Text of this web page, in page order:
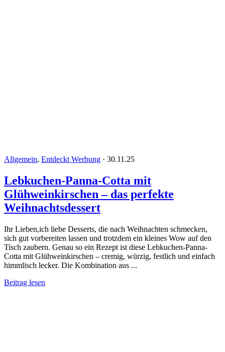
Allgemein, Entdeckt Werbung · 30.11.25
Lebkuchen-Panna-Cotta mit
Glühweinkirschen – das perfekte
Weihnachtsdessert
Ihr Lieben,ich liebe Desserts, die nach Weihnachten schmecken,
sich gut vorbereiten lassen und trotzdem ein kleines Wow auf den
Tisch zaubern. Genau so ein Rezept ist diese Lebkuchen-Panna-
Cotta mit Glühweinkirschen – cremig, würzig, festlich und einfach
himmlisch lecker. Die Kombination aus ...
Beitrag lesen